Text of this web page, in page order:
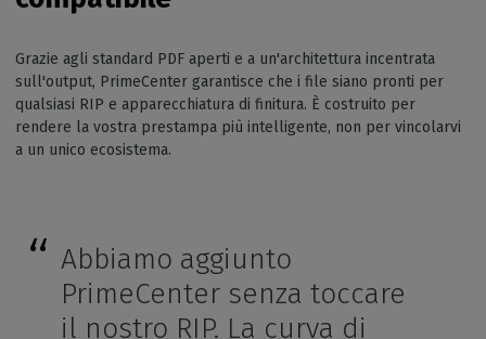
Grazie agli standard PDF aperti e a un'architettura incentrata
sull'output, PrimeCenter garantisce che i file siano pronti per
qualsiasi RIP e apparecchiatura di finitura. È costruito per
rendere la vostra prestampa più intelligente, non per vincolarvi
a un unico ecosistema.
Abbiamo aggiunto
PrimeCenter senza toccare
il nostro RIP. La curva di